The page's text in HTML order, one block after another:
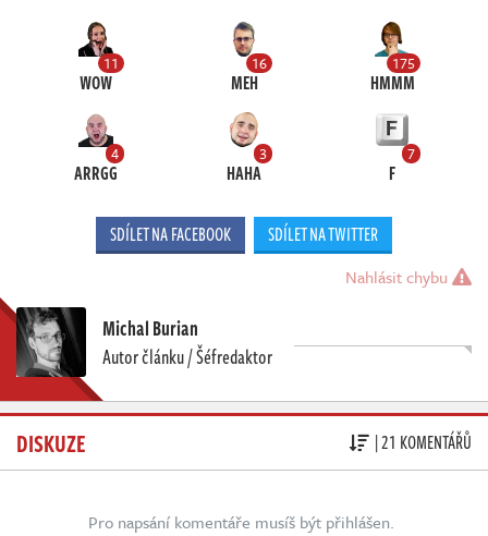
11
WOW
16
MEH
175
HMMM
4
ARRGG
3
HAHA
7
F
SDÍLET NA FACEBOOK SDÍLET NA TWITTER
Nahlásit chybu
Michal Burian
Autor článku / Šéfredaktor
DISKUZE | 21 KOMENTÁŘŮ
Pro napsání komentáře musíš být přihlášen.